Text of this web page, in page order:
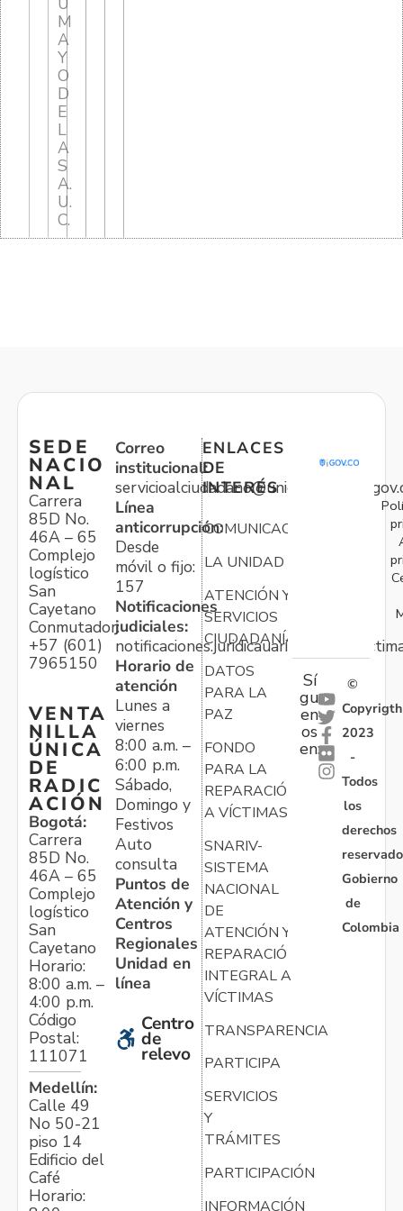
M
A
Y
O
D
E
L
A
S
A.
U.
C.
SEDE
NACIO
NAL
Carrera
85D No.
46A – 65
Complejo
logístico
San
Cayetano
Conmutador:
+57 (601)
7965150
VENTA
NILLA
ÚNICA
DE
RADIC
ACIÓN
Bogotá:
Carrera
85D No.
46A – 65
Complejo
logístico
San
Cayetano
Horario:
8:00 a.m. –
4:00 p.m.
Código
Postal:
111071
Medellín:
Calle 49
No 50-21
piso 14
Edificio del
Café
Horario:
Correo
institucional:
Línea
anticorrupción:
Desde
móvil o fijo:
157
Notificaciones
judiciales:
Horario de
atención
Lunes a
viernes
8:00 a.m. –
6:00 p.m.
Sábado,
Domingo y
Festivos
Auto
consulta
Puntos de
Atención y
Centros
Regionales
Unidad en
línea
Centro
de
relevo
ENLACES
DE
INTERÉS
COMUNICACIONES
LA UNIDAD
ATENCIÓN Y
SERVICIOS
CIUDADANÍA
DATOS
PARA LA
PAZ
FONDO
PARA LA
REPARACIÓN
A VÍCTIMAS
SNARIV-
SISTEMA
NACIONAL
DE
ATENCIÓN Y
REPARACIÓN
INTEGRAL A
VÍCTIMAS
TRANSPARENCIA
PARTICIPA
SERVICIOS
Y
TRÁMITES
PARTICIPACIÓN
INFORMACIÓN
Sí
gu
en
os
en:
©
Copyrigth
2023
-
Todos
los
derechos
Gobierno
de
Colombia